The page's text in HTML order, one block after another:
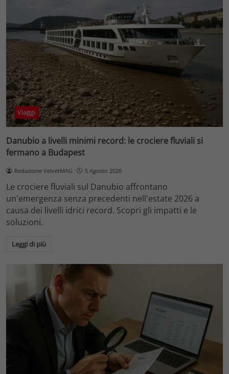
Viaggi
Danubio a livelli minimi record: le crociere fluviali si
fermano a Budapest
Redazione VelvetMAG 5 Agosto 2026
Le crociere fluviali sul Danubio affrontano
un'emergenza senza precedenti nell'estate 2026 a
causa dei livelli idrici record. Scopri gli impatti e le
soluzioni.
Leggi di più